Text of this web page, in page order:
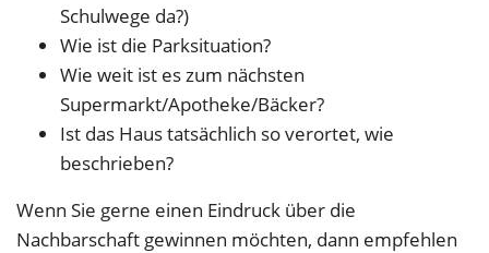
Schulwege da?)
Wie ist die Parksituation?
Wie weit ist es zum nächsten
Supermarkt/Apotheke/Bäcker?
Ist das Haus tatsächlich so verortet, wie
beschrieben?
Wenn Sie gerne einen Eindruck über die
Nachbarschaft gewinnen möchten, dann empfehlen